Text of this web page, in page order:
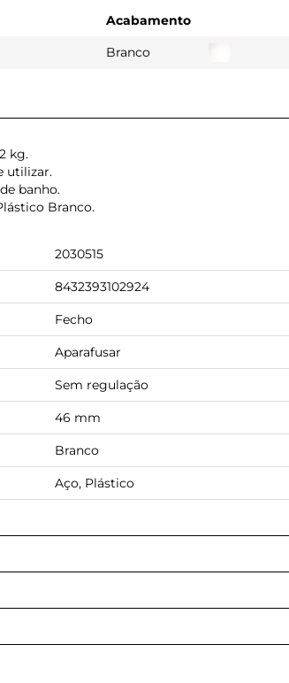
Acabamento
Branco
kg.
utilizar.
banho.
Branco.
2030515
8432393102924
Fecho
Aparafusar
Sem regulação
46 mm
Branco
Aço, Plástico